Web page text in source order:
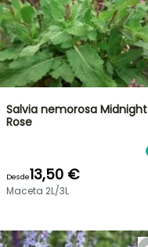
Salvia nemorosa Midnight
Rose
Desde13,50 €
Maceta 2L/3L